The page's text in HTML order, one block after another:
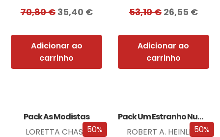
70,80€ 35,40 €
Adicionar ao
carrinho
53,10€ 26,55 €
Adicionar ao
carrinho
50%
Pack As Modistas
LORETTA CHASE
50%
Pack Um Estranho Numa Terra Estranha
ROBERT A. HEINLEIN